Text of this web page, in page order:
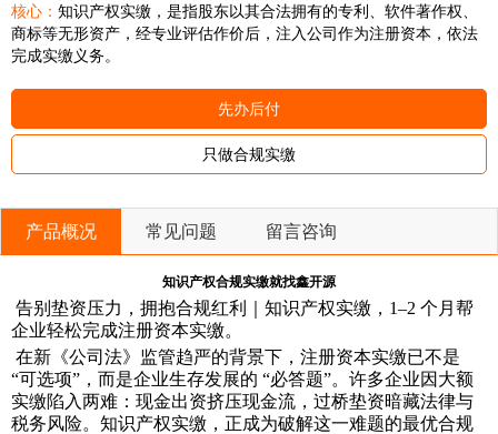
核心： 知识产权实缴，是指股东以其合法拥有的专利、软件著作权、
商标等无形资产，经专业评估作价后，注入公司作为注册资本，依法
完成实缴义务。
先办后付
只做合规实缴
产品概况 常见问题 留言咨询
知识产权合规实缴就找鑫开源
告别垫资压力，拥抱合规红利｜知识产权实缴，1–2 个月帮
企业轻松完成注册资本实缴。
在新《公司法》监管趋严的背景下，注册资本实缴已不是
“可选项” ，而是企业生存发展的 “必答题”。许多企业因大额
实缴陷入两难：现金出资挤压现金流，过桥垫资暗藏法律与
税务风险。知识产权实缴，正成为破解这一难题的最优合规